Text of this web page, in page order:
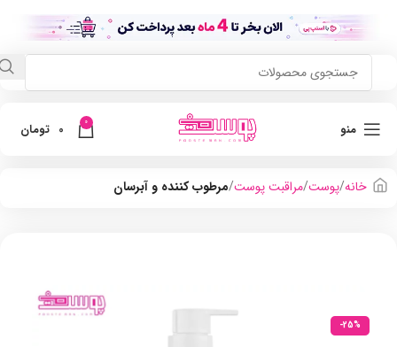
منو 0
0 تومان
خانه پوست مراقبت پوست مرطوب کننده و آبرسان
-25%